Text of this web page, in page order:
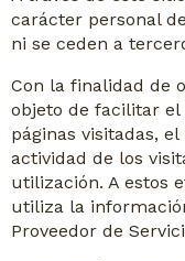
carácter personal
ni se ceden a
Con la finalidad de
objeto de facilitar el
páginas visitadas,
actividad de los
utilización. A estos
utiliza la
Proveedor de